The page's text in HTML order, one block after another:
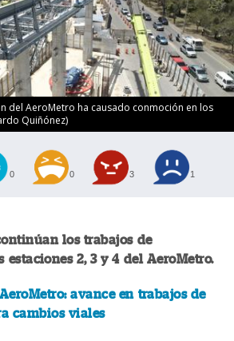
del AeroMetro ha causado conmoción en los
Quiñónez)
0 0 3 1
los trabajos de
estaciones 2, 3 y 4 del AeroMetro.
AeroMetro: avance en trabajos de
cambios viales